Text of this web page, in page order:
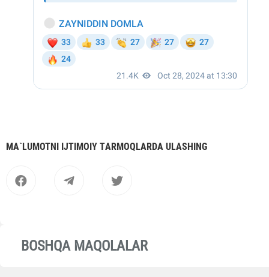
MА`LUMOTNI IJTIMOIY TАRMOQLАRDА ULАSHING
BOSHQA MAQOLALAR